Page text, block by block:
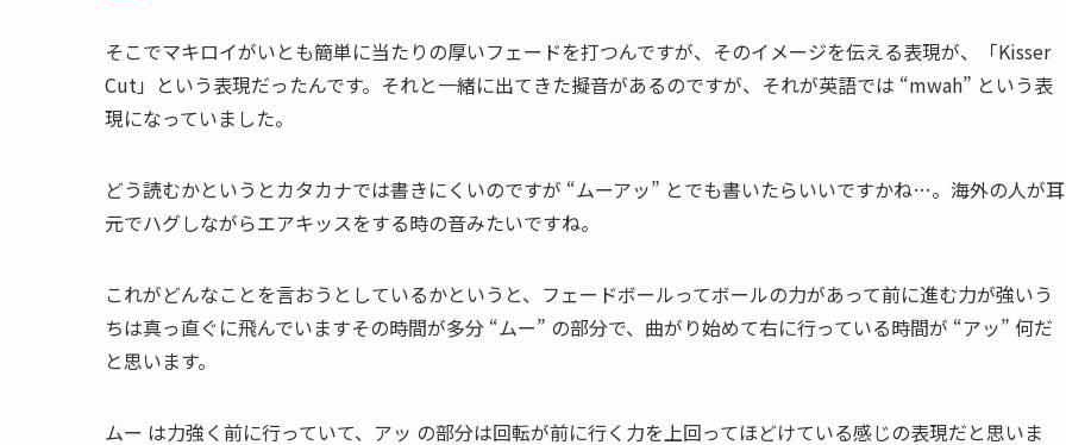
そこでマキロイがいとも簡単に当たりの厚いフェードを打つんですが、そのイメージを伝える表現が、「Kisser
Cut」という表現だったんです。それと一緒に出てきた擬音があるのですが、それが英語では “mwah” という表
現になっていました。
どう読むかというとカタカナでは書きにくいのですが “ムーアッ” とでも書いたらいいですかね…。海外の人が耳
元でハグしながらエアキッスをする時の音みたいですね。
これがどんなことを言おうとしているかというと、フェードボールってボールの力があって前に進む力が強いう
ちは真っ直ぐに飛んでいますその時間が多分 “ムー” の部分で、曲がり始めて右に行っている時間が “アッ” 何だ
と思います。
ムー は力強く前に行っていて、アッ の部分は回転が前に行く力を上回ってほどけている感じの表現だと思いま